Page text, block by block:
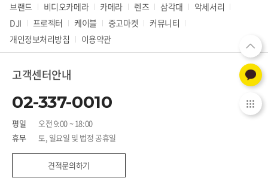
브랜드 비디오카메라 카메라 렌즈 삼각대
악세서리
DJI
프로젝터 케이블 중고마켓
커뮤니티
개인정보처리방침
이용약관
고객센터안내
02-337-0010
평일
오전 9:00 ~ 18:00
휴무
토, 일요일 및 법정 공휴일
견적문의하기